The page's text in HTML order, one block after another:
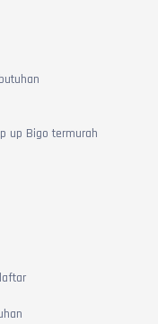
up Bigo termurah